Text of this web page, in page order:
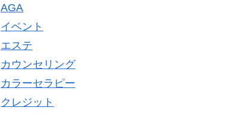
AGA
イベント
エステ
カウンセリング
カラーセラピー
クレジット